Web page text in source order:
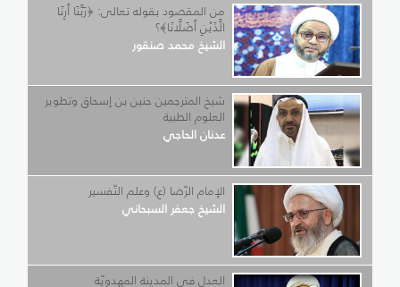
من المقصود بقوله تعالى: ﴿رَبَّنَا أَرِنَا
الَّذَيْنِ أَضَلَّانَا﴾؟
الشيخ محمد صنقور
شيخ المترجمين حنين بن إسحاق وتطوير
العلوم الطبية
عدنان الحاجي
الإمام الرّضا (ع) وعلم التّفسير
الشيخ جعفر السبحاني
العدل في المدينة المهدويّة